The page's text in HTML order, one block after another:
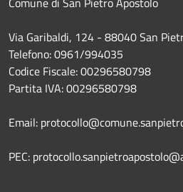
Via Garibaldi, 124 - 88040 San
Telefono: 0961/994035
Codice Fiscale: 00296580798
Partita IVA: 00296580798
Email:
PEC: